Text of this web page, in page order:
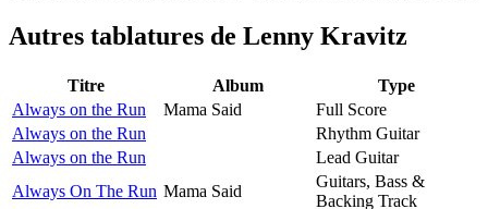
Autres tablatures de Lenny Kravitz
Titre Album
Type
Always on the Run
Mama Said
Full Score
Always on the Run
Rhythm Guitar
Always on the Run
Lead Guitar
Always On The Run Mama Said
Guitars, Bass &
Backing Track